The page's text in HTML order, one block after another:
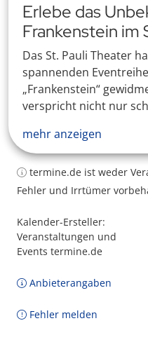
Erlebe das
Frankenstein im
Das St. Pauli Theater
spannenden
„Frankenstein“
verspricht nicht nur
mehr anzeigen
termine.de ist weder
Fehler und Irrtümer
Kalender-Ersteller:
Veranstaltungen und
Events termine.de
Anbieterangaben
Fehler melden